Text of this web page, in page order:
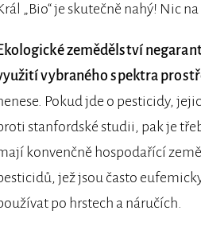
„Bio“ je skutečně nahý! Nic
zemědělství
vybraného spektra
Pokud jde o pesticidy,
stanfordské studii, pak je
konvenčně hospodařící
jež jsou často
po hrstech a náručích.